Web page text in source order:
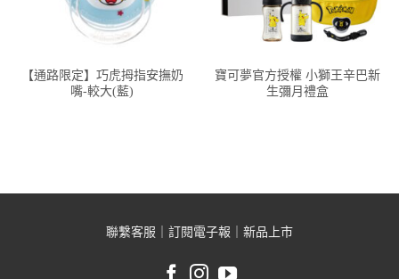
【通路限定】巧虎拇指安撫奶
嘴-較大(藍)
寶可夢官方授權 小獅王辛巴新
生彌月禮盒
聯繫客服 訂閱電子報 新品上市